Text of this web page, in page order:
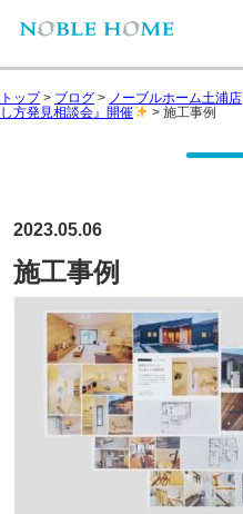
トップ> ブログ > ノーブルホーム土浦店
し方発見相談会』開催
> 施工事例
2023.05.06
施工事例